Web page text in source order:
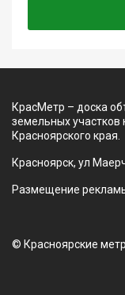
КрасМетр – доска
земельных
Красноярского края.
Красноярск, ул
Размещение
© Красноярские